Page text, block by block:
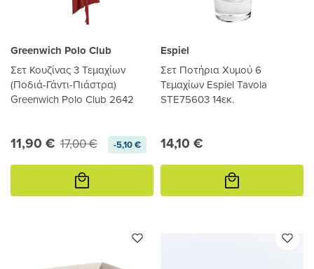
Greenwich Polo Club
Σετ Κουζίνας 3 Τεμαχίων
(Ποδιά-Γάντι-Πιάστρα)
Greenwich Polo Club 2642
11,90 € 17,00 € -5,10 €
Προσθήκη
καλάθι
Espiel
Σετ Ποτήρια Χυμού 6
Τεμαχίων Espiel Tavola
STE75603 14εκ.
14,10 €
Προσθήκη
καλάθι